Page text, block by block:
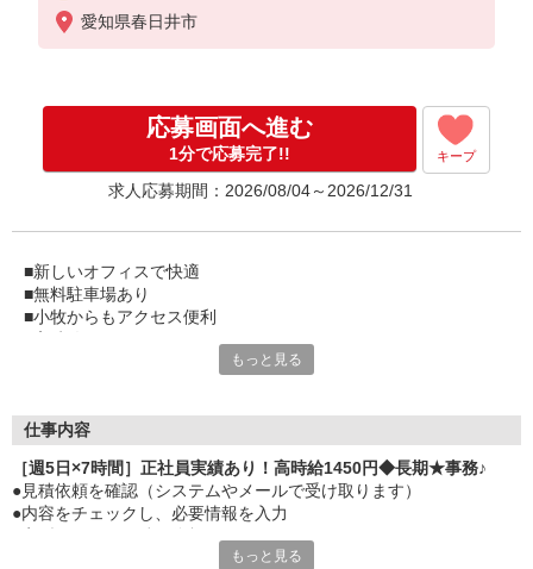
愛知県春日井市
応募画面へ進む
1分で応募完了!! キープ
求人応募期間：2026/08/04～2026/12/31
■新しいオフィスで快適
■無料駐車場あり
■小牧からもアクセス便利
境
もっと見る
仕事内容
［週5日×7時間］正社員実績あり！高時給1450円◆長期★事務♪
●見積依頼を確認（システムやメールで受け取ります）
●内容をチェックし、必要情報を入力
●回答を受け取り、Excelフォーマットへ反映
もっと見る